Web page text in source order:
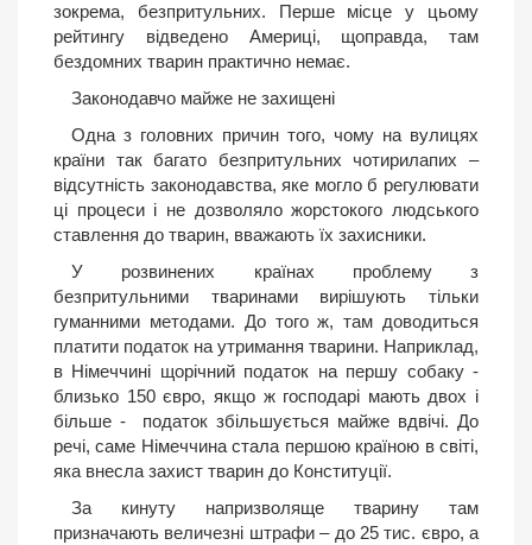
зокрема, безпритульних. Перше місце у цьому
рейтингу відведено Америці, щоправда, там
бездомних тварин практично немає.
Законодавчо майже не захищені
Одна з головних причин того, чому на вулицях
країни так багато безпритульних чотирилапих –
відсутність законодавства, яке могло б регулювати
ці процеси і не дозволяло жорстокого людського
ставлення до тварин, вважають їх захисники.
У розвинених країнах проблему з
безпритульними тваринами вирішують тільки
гуманними методами. До того ж, там доводиться
платити податок на утримання тварини. Наприклад,
в Німеччині щорічний податок на першу собаку -
близько 150 євро, якщо ж господарі мають двох і
більше - податок збільшується майже вдвічі. До
речі, саме Німеччина стала першою країною в світі,
яка внесла захист тварин до Конституції.
За кинуту напризволяще тварину там
призначають величезні штрафи – до 25 тис. євро, а